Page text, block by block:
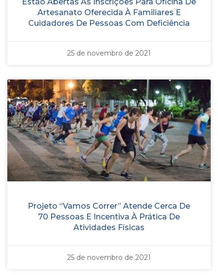
Artesanato Oferecida À Familiares E
Cuidadores De Pessoas Com Deficiência
25 de novembro de 2021
Projeto “Vamos Correr” Atende Cerca De
70 Pessoas E Incentiva À Prática De
Atividades Físicas
25 de novembro de 2021